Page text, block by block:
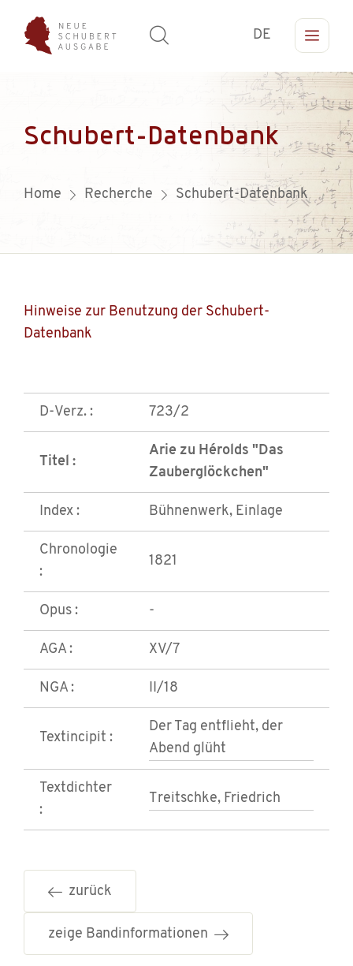
DE
Schubert-Datenbank
Home Recherche Schubert-Datenbank
Hinweise zur Benutzung der Schubert-
Datenbank
D-Verz. : 723/2
Titel :
Arie zu Hérolds "Das
Zauberglöckchen"
Index : Bühnenwerk, Einlage
Chronologie
:
1821
Opus : -
AGA : XV/7
NGA : II/18
Textincipit :
Der Tag entflieht, der
Abend glüht
Textdichter
:
Treitschke, Friedrich
zurück
zeige Bandinformationen